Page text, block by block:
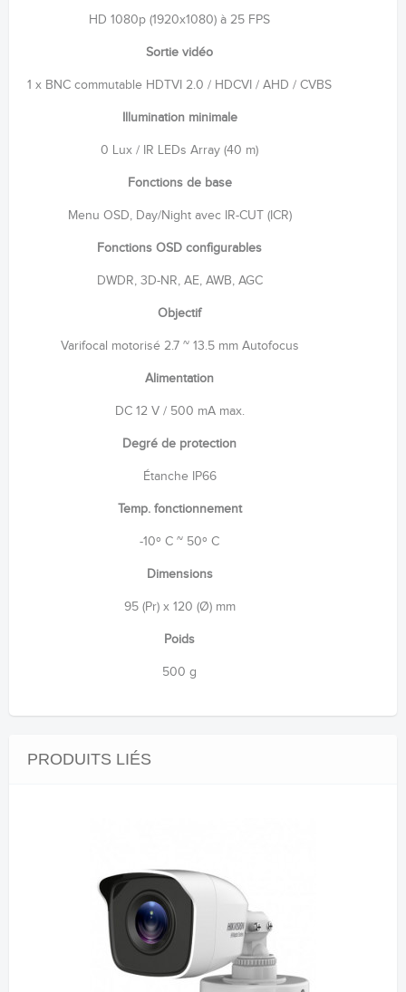
HD 1080p (1920x1080) à 25 FPS
Sortie vidéo
1 x BNC commutable HDTVI 2.0 / HDCVI / AHD / CVBS
Illumination minimale
0 Lux / IR LEDs Array (40 m)
Fonctions de base
Menu OSD, Day/Night avec IR-CUT (ICR)
Fonctions OSD configurables
DWDR, 3D-NR, AE, AWB, AGC
Objectif
Varifocal motorisé 2.7 ~ 13.5 mm Autofocus
Alimentation
DC 12 V / 500 mA max.
Degré de protection
Étanche IP66
Temp. fonctionnement
-10º C ~ 50º C
Dimensions
95 (Pr) x 120 (Ø) mm
Poids
500 g
PRODUITS LIÉS